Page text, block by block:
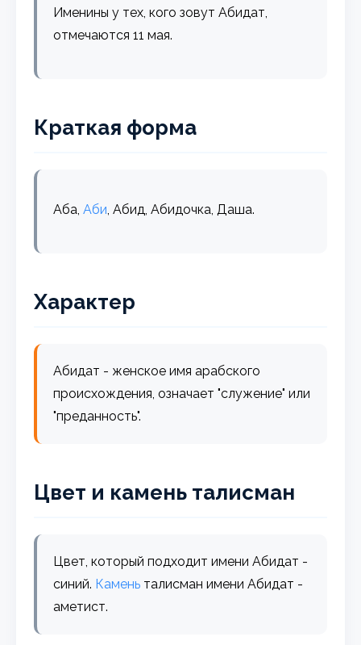
Именины у тех, кого зовут Абидат,
отмечаются 11 мая.
Краткая форма
Аба,Аби, Абид, Абидочка, Даша.
Характер
Абидат - женское имя арабского
происхождения, означает "служение" или
"преданность".
Цвет и камень талисман
Цвет, который подходит имени Абидат -
синий. Камень талисман имени Абидат -
аметист.